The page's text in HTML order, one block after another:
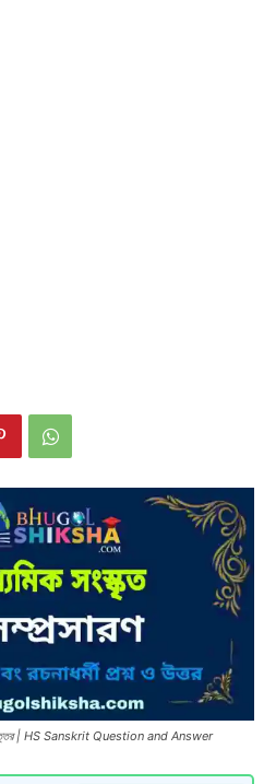
ও উত্তর | HS Sanskrit Question and Answer